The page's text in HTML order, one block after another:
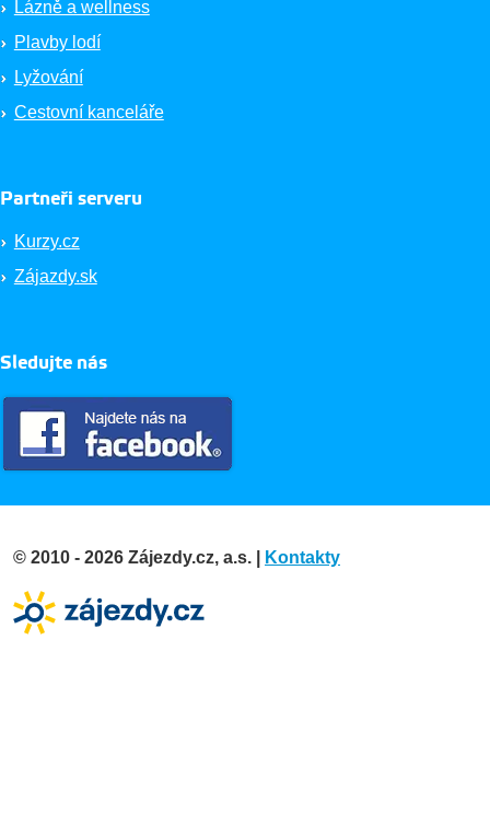
Lázně a wellness
Plavby lodí
Lyžování
Cestovní kanceláře
Partneři serveru
Kurzy.cz
Zájazdy.sk
Sledujte nás
© 2010 - 2026 Zájezdy.cz, a.s. | Kontakty